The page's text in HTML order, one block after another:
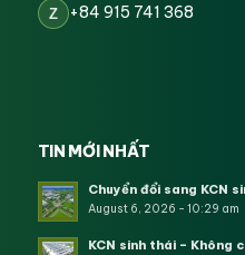
Z +84 915 741 368
TIN MỚI NHẤT
Chuyển đổi sang KCN
August 6, 2026 - 10:29 am
KCN sinh thái – Không